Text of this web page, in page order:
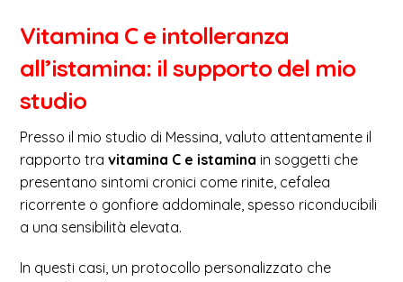
Vitamina C e intolleranza
all’istamina: il supporto del mio
studio
Presso il mio studio di Messina, valuto attentamente il
rapporto travitamina C e istamina in soggetti che
presentano sintomi cronici come rinite, cefalea
ricorrente o gonfiore addominale, spesso riconducibili
a una sensibilità elevata.
In questi casi, un protocollo personalizzato che